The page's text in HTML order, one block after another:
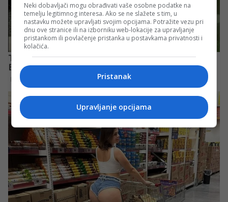
Neki dobavljači mogu obrađivati vaše osobne podatke na
temelju legitimnog interesa. Ako se ne slažete s tim, u
nastavku možete upravljati svojim opcijama. Potražite vezu pri
dnu ove stranice ili na izborniku web-lokacije za upravljanje
pristankom ili povlačenje pristanka u postavkama privatnosti i
kolačića.
Pristanak
Upravljanje opcijama